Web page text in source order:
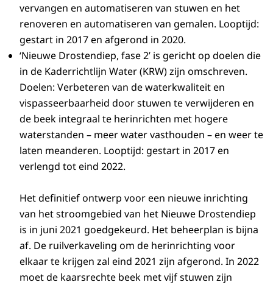
vervangen en automatiseren van stuwen en het
renoveren en automatiseren van gemalen. Looptijd:
gestart in 2017 en afgerond in 2020.
‘Nieuwe Drostendiep, fase 2’ is gericht op doelen die
in de Kaderrichtlijn Water (KRW) zijn omschreven.
Doelen: Verbeteren van de waterkwaliteit en
vispasseerbaarheid door stuwen te verwijderen en
de beek integraal te herinrichten met hogere
waterstanden – meer water vasthouden – en weer te
laten meanderen. Looptijd: gestart in 2017 en
verlengd tot eind 2022.
Het definitief ontwerp voor een nieuwe inrichting
van het stroomgebied van het Nieuwe Drostendiep
is in juni 2021 goedgekeurd. Het beheerplan is bijna
af. De ruilverkaveling om de herinrichting voor
elkaar te krijgen zal eind 2021 zijn afgerond. In 2022
moet de kaarsrechte beek met vijf stuwen zijn